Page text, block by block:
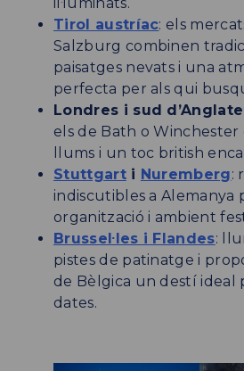
Tirol austríac: els
Salzburg combinen
paisatges nevats i una
perfecta per als qui
Londres i sud
els de Bath o Winchester
llums i un toc british
Stuttgarti Nuremberg:
indiscutibles a Alemanya
organització i ambient
Brussel·les i Flandes:
pistes de patinatge i
de Bèlgica un destí ideal
dates.